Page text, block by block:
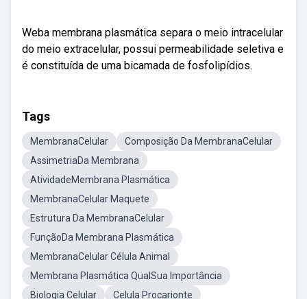
Weba membrana plasmática separa o meio intracelular
do meio extracelular, possui permeabilidade seletiva e
é constituída de uma bicamada de fosfolipídios.
Tags
MembranaCelular
Composição Da MembranaCelular
AssimetriaDa Membrana
AtividadeMembrana Plasmática
MembranaCelular Maquete
Estrutura Da MembranaCelular
FunçãoDa Membrana Plasmática
MembranaCelular Célula Animal
Membrana Plasmática QualSua Importância
Biologia Celular
Celula Procarionte